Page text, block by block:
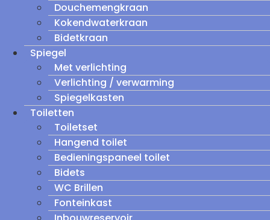
Douchemengkraan
Kokendwaterkraan
Bidetkraan
Spiegel
Met verlichting
Verlichting / verwarming
Spiegelkasten
Toiletten
Toiletset
Hangend toilet
Bedieningspaneel toilet
Bidets
WC Brillen
Fonteinkast